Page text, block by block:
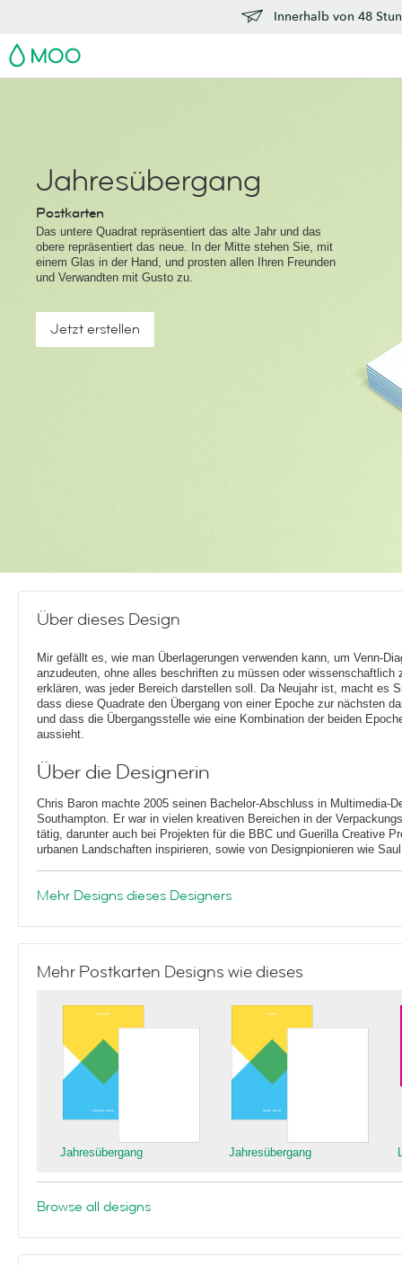
Innerhalb von 48
MOO
Jahresübergang
Postkarten
Das untere Quadrat repräsentiert das alte Jahr und das
obere repräsentiert das neue. In der Mitte stehen Sie, mit
einem Glas in der Hand, und prosten allen Ihren Freunden
und Verwandten mit Gusto zu.
Jetzt erstellen
Über dieses Design
Mir gefällt es, wie man Überlagerungen verwenden kann, um Venn-
anzudeuten, ohne alles beschriften zu müssen oder wissenschaftlich
erklären, was jeder Bereich darstellen soll. Da Neujahr ist, macht es
dass diese Quadrate den Übergang von einer Epoche zur nächsten
und dass die Übergangsstelle wie eine Kombination der beiden
aussieht.
Über die Designerin
Chris Baron machte 2005 seinen Bachelor-Abschluss in Multimedia-
Southampton. Er war in vielen kreativen Bereichen in der
tätig, darunter auch bei Projekten für die BBC und Guerilla Creative
urbanen Landschaften inspirieren, sowie von Designpionieren wie
Mehr Designs dieses Designers
Mehr Postkarten Designs wie dieses
Jahresübergang Jahresübergang
Browse all designs